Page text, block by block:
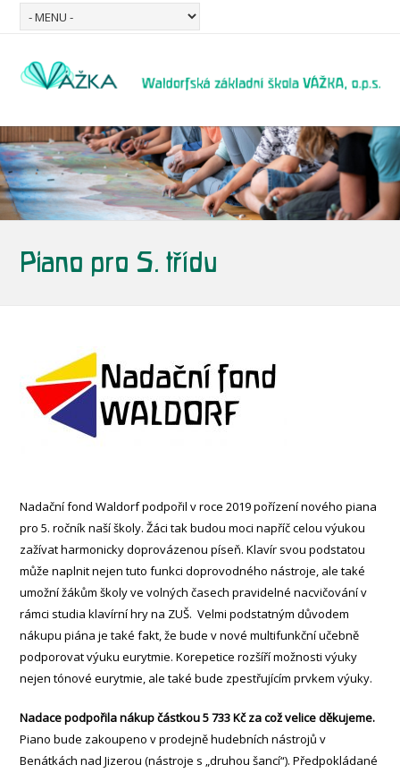
Piano pro 5. třídu
Nadační fond Waldorf podpořil v roce 2019 pořízení nového piana
pro 5. ročník naší školy. Žáci tak budou moci napříč celou výukou
zažívat harmonicky doprovázenou píseň. Klavír svou podstatou
může naplnit nejen tuto funkci doprovodného nástroje, ale také
umožní žákům školy ve volných časech pravidelné nacvičování v
rámci studia klavírní hry na ZUŠ. Velmi podstatným důvodem
nákupu piána je také fakt, že bude v nové multifunkční učebně
podporovat výuku eurytmie. Korepetice rozšíří možnosti výuky
nejen tónové eurytmie, ale také bude zpestřujícím prvkem výuky.
Nadace podpořila nákup částkou 5 733 Kč za což velice děkujeme.
Piano bude zakoupeno v prodejně hudebních nástrojů v
Benátkách nad Jizerou (nástroje s „druhou šancí“). Předpokládané